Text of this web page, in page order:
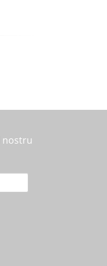
nostru